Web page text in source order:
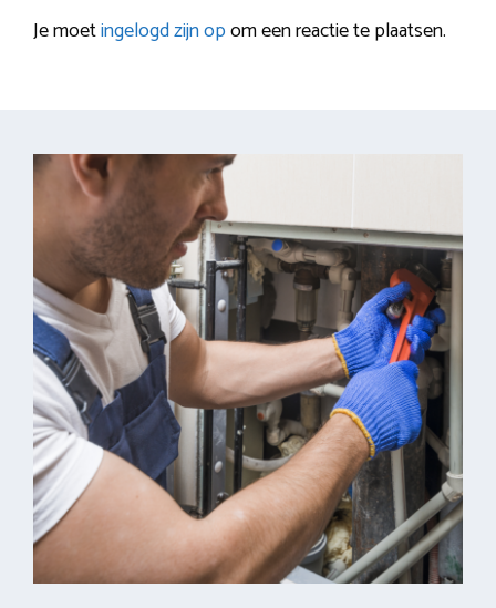
Je moetingelogd zijn opom een reactie te plaatsen.